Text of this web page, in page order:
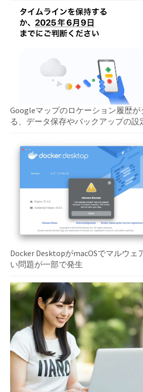
Googleマップのロケーション履歴
る、データ保存やバックアップの設
Docker DesktopがmacOSでマルウェ
い問題が一部で発生